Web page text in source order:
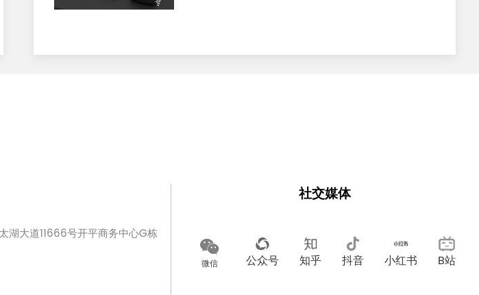
湖大道11666号开平商务中心G栋
社交媒体
微信 公众号 知乎 抖音 小红书 B站